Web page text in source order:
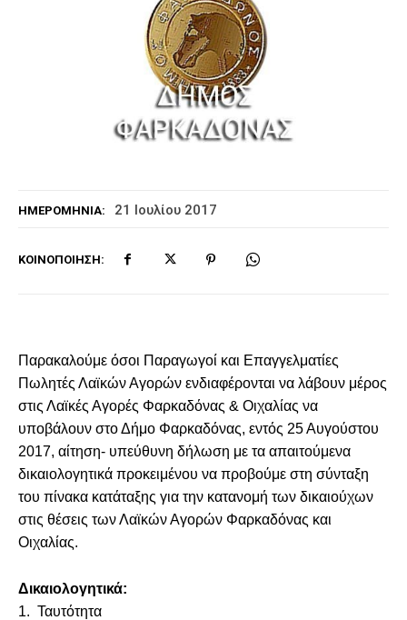
ΗΜΕΡΟΜΗΝΊΑ: 21 Ιουλίου 2017
ΚΟΙΝΟΠΟΊΗΣΗ:
Παρακαλούμε όσοι Παραγωγοί και Επαγγελματίες
Πωλητές Λαϊκών Αγορών ενδιαφέρονται να λάβουν μέρος
στις Λαϊκές Αγορές Φαρκαδόνας & Οιχαλίας να
υποβάλουν στο Δήμο Φαρκαδόνας, εντός 25 Αυγούστου
2017, αίτηση- υπεύθυνη δήλωση με τα απαιτούμενα
δικαιολογητικά προκειμένου να προβούμε στη σύνταξη
του πίνακα κατάταξης για την κατανομή των δικαιούχων
στις θέσεις των Λαϊκών Αγορών Φαρκαδόνας και
Οιχαλίας.
Δικαιολογητικά:
1. Ταυτότητα